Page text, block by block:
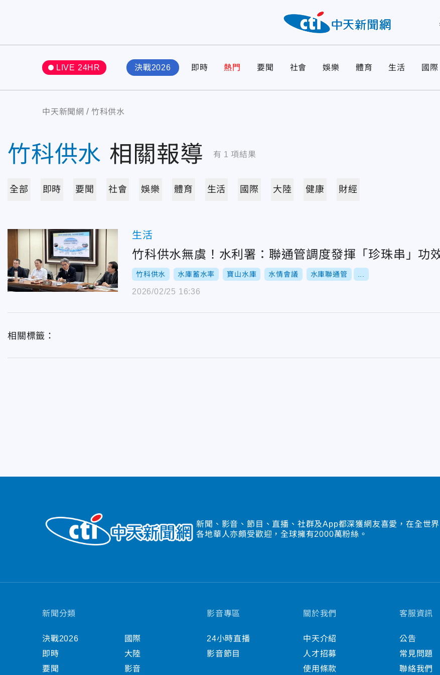
LIVE 24HR 決戰2026 即時 熱門 要聞 社會 娛樂 體育 生活 國際
中天新聞網 竹科供水
竹科供水 相關報導 有 1 項結果
全部 即時 要聞 社會 娛樂 體育 生活 國際 大陸 健康 財經
生活
竹科供水無虞！水利署：聯通管調度發揮「珍珠串」功
竹科供水 水庫蓄水率 寶山水庫 水情會議 水庫聯通管
2026/02/25 16:36
相關標籤：
新聞、影音、節目、直播、社群及App都深獲網友喜愛，在全世界
各地華人亦頗受歡迎，全球擁有2000萬粉絲。
新聞分類
決戰2026
即時
要聞
國際
大陸
影音
影音專區
24小時直播
影音節目
關於我們
中天介紹
人才招募
使用條款
客服資訊
公告
常見問題
聯絡我們